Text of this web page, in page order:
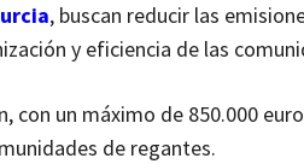
, buscan reducir las
y eficiencia de las
un máximo de 850.000
de regantes.